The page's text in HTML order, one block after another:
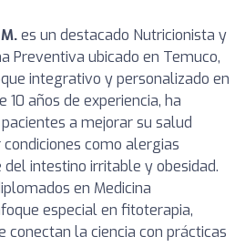
es un destacado Nutricionista y
Preventiva ubicado en Temuco,
integrativo y personalizado en
10 años de experiencia, ha
a mejorar su salud
como alergias
intestino irritable y obesidad.
en Medicina
especial en fitoterapia,
conectan la ciencia con prácticas